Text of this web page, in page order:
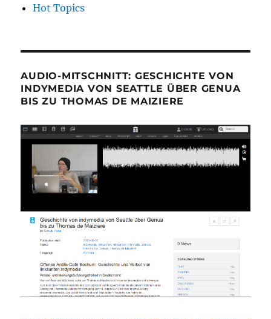
Hot Topics
AUDIO-MITSCHNITT: GESCHICHTE VON
INDYMEDIA VON SEATTLE ÜBER GENUA
BIS ZU THOMAS DE MAIZIERE